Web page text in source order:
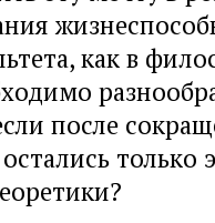
как в
после
только